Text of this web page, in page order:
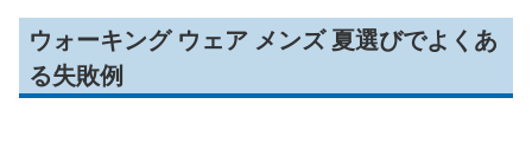
ウォーキング ウェア メンズ 夏選びでよくあ
る失敗例